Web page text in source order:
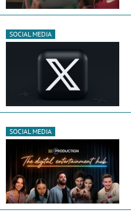
SOCIAL MEDIA
SOCIAL MEDIA